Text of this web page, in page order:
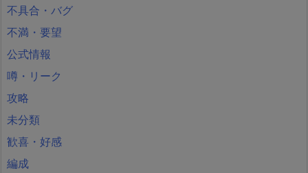
不具合・バグ
不満・要望
公式情報
噂・リーク
攻略
未分類
歓喜・好感
編成